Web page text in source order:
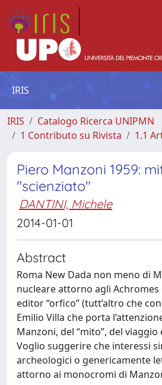
IRIS
IRIS
Catalogo Ricerca UNIPMN
1 Contributo su Rivista
1.1
Piero Manzoni 1959:
"scienziato"
DANTINI, Michele
2014-01-01
Abstract
Roma New Dada non meno di
nucleare attorno agli Achromes
editor “orfico” (tutt’altro che
Emilio Villa che porta
Manzoni, del “mito”, del viaggio
Voglio suggerire che interessi
archeologici o genericamente
attorno ai monocromi di